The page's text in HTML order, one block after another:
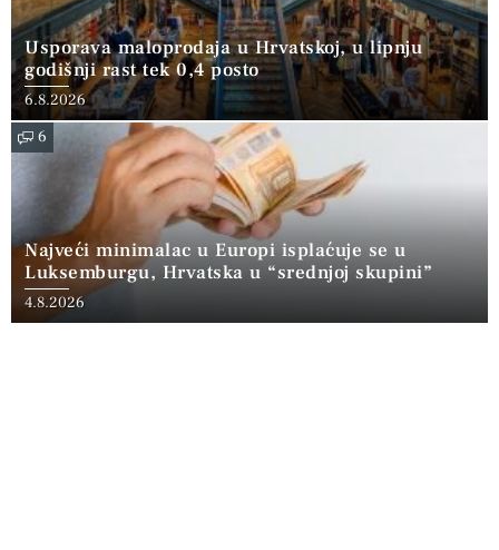
Usporava maloprodaja u Hrvatskoj, u lipnju
godišnji rast tek 0,4 posto
6.8.2026
6
Najveći minimalac u Europi isplaćuje se u
Luksemburgu, Hrvatska u “srednjoj skupini”
4.8.2026